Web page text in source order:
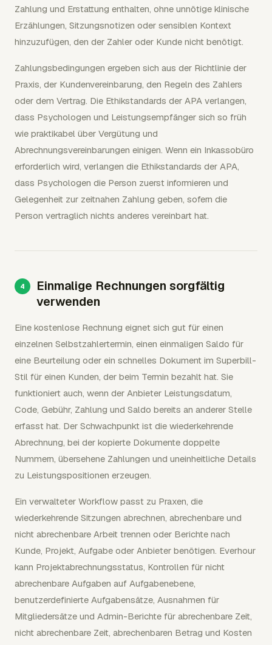
Zahlung und Erstattung enthalten, ohne unnötige klinische
Erzählungen, Sitzungsnotizen oder sensiblen Kontext
hinzuzufügen, den der Zahler oder Kunde nicht benötigt.
Zahlungsbedingungen ergeben sich aus der Richtlinie der
Praxis, der Kundenvereinbarung, den Regeln des Zahlers
oder dem Vertrag. Die Ethikstandards der APA verlangen,
dass Psychologen und Leistungsempfänger sich so früh
wie praktikabel über Vergütung und
Abrechnungsvereinbarungen einigen. Wenn ein Inkassobüro
erforderlich wird, verlangen die Ethikstandards der APA,
dass Psychologen die Person zuerst informieren und
Gelegenheit zur zeitnahen Zahlung geben, sofern die
Person vertraglich nichts anderes vereinbart hat.
Einmalige Rechnungen sorgfältig
verwenden
Eine kostenlose Rechnung eignet sich gut für einen
einzelnen Selbstzahlertermin, einen einmaligen Saldo für
eine Beurteilung oder ein schnelles Dokument im Superbill-
Stil für einen Kunden, der beim Termin bezahlt hat. Sie
funktioniert auch, wenn der Anbieter Leistungsdatum,
Code, Gebühr, Zahlung und Saldo bereits an anderer Stelle
erfasst hat. Der Schwachpunkt ist die wiederkehrende
Abrechnung, bei der kopierte Dokumente doppelte
Nummern, übersehene Zahlungen und uneinheitliche Details
zu Leistungspositionen erzeugen.
Ein verwalteter Workflow passt zu Praxen, die
wiederkehrende Sitzungen abrechnen, abrechenbare und
nicht abrechenbare Arbeit trennen oder Berichte nach
Kunde, Projekt, Aufgabe oder Anbieter benötigen. Everhour
kann Projektabrechnungsstatus, Kontrollen für nicht
abrechenbare Aufgaben auf Aufgabenebene,
benutzerdefinierte Aufgabensätze, Ausnahmen für
Mitgliedersätze und Admin-Berichte für abrechenbare Zeit,
nicht abrechenbare Zeit, abrechenbaren Betrag und Kosten